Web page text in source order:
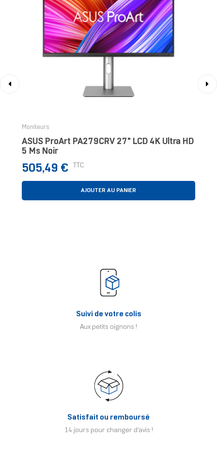
Moniteurs
ASUS ProArt PA279CRV 27" LCD 4K Ultra HD
5 Ms Noir
Prix
505,49 € TTC
AJOUTER AU PANIER
Suivi de votre colis
Aux petits oignons !
Satisfait ou remboursé
14 jours pour changer d'avis !